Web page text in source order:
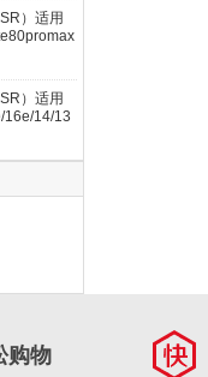
师优享版
贴保护膜
）适用
高清
防刮全覆
保护膜
）适用
16e/14/13
购物